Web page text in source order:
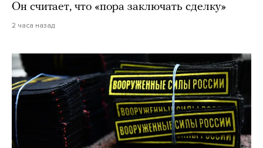
Он считает, что «пора заключать сделку»
2 часа назад